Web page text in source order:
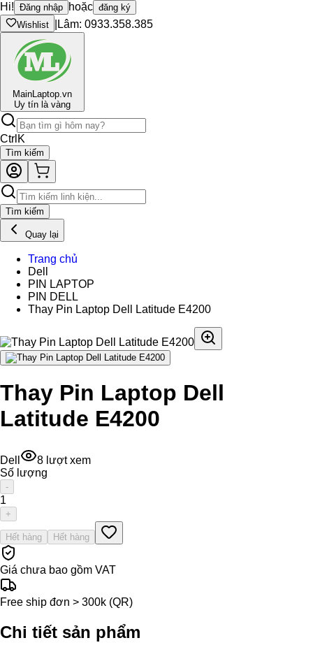
Hi! Đăng nhập hoặc đăng ký
Wishlist
Lâm: 0933.358.385
MainLaptop.vn
Uy tín là vàng
Ctrl K
Tìm kiếm
Tìm kiếm
Quay lại
Trang chủ
Dell
PIN LAPTOP
PIN DELL
Thay Pin Laptop Dell Latitude E4200
Thay Pin Laptop Dell
Latitude E4200
Dell 8 lượt xem
Số lượng
-
1
+
Hết hàng Hết hàng
Giá chưa bao gồm VAT
Free ship đơn > 300k (QR)
Chi tiết sản phẩm